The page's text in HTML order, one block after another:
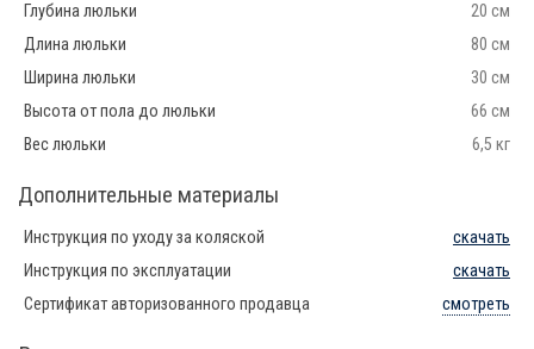
Глубина люльки
20 см
Длина люльки
80 см
Ширина люльки
30 см
Высота от пола до люльки
66 см
Вес люльки
6,5 кг
Дополнительные материалы
Инструкция по уходу за коляской
скачать
Инструкция по эксплуатации
скачать
Сертификат авторизованного продавца
смотреть